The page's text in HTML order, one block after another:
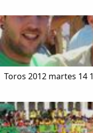
Toros 2012 martes 14 1